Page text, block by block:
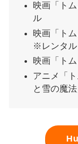
映画「ト
ル
映画「ト
※レンタル
映画「トム
アニメ「
と雪の魔